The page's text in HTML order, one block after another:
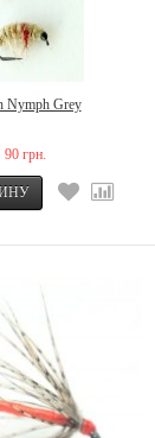
Nymph Grey
90 грн.